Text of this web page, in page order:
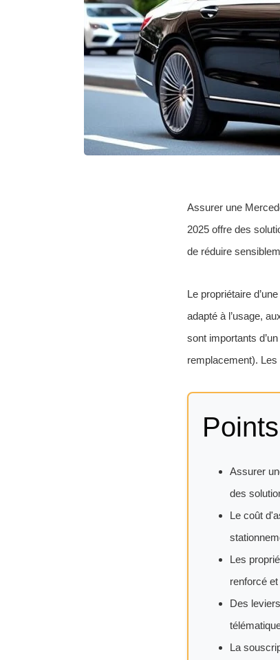
Assurer une
2025 offre des
de réduire
Le propriétaire
adapté à l’usage,
sont importants
remplacement).
Assurer
des
Le coût
Les
renforcé
Des
La